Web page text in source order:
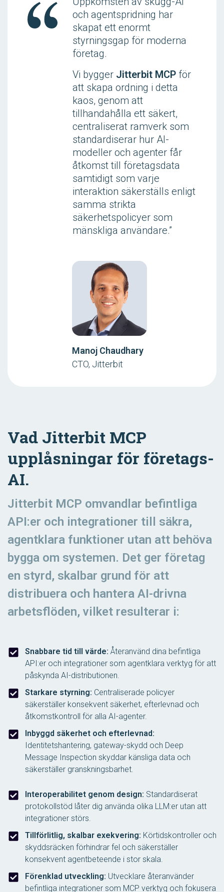
och agentspridning har
skapat ett enormt
styrningsgap för moderna
företag.
Vi bygger Jitterbit MCP för
att skapa ordning i detta
kaos, genom att
tillhandahålla ett säkert,
centraliserat ramverk som
standardiserar hur AI-
modeller och agenter får
åtkomst till företagsdata
samtidigt som varje
interaktion säkerställs enligt
samma strikta
säkerhetspolicyer som
mänskliga användare.”
Manoj Chaudhary
CTO, Jitterbit
Vad Jitterbit MCP
upplåsningar för företags-
AI.
Jitterbit MCP omvandlar befintliga
API:er och integrationer till säkra,
agentklara funktioner utan att behöva
bygga om systemen. Det ger företag
en styrd, skalbar grund för att
distribuera och hantera AI-drivna
arbetsflöden, vilket resulterar i:
Snabbare tid till värde: Återanvänd dina befintliga
API:er och integrationer som agentklara verktyg för att
påskynda AI-distributionen.
Starkare styrning: Centraliserade policyer
säkerställer konsekvent säkerhet, efterlevnad och
åtkomstkontroll för alla AI-agenter.
Inbyggd säkerhet och efterlevnad:
Identitetshantering, gateway-skydd och Deep
Message Inspection skyddar känsliga data och
säkerställer granskningsbarhet.
Interoperabilitet genom design: Standardiserat
protokollstöd låter dig använda olika LLM:er utan att
integrationer störs.
Tillförlitlig, skalbar exekvering: Körtidskontroller och
skyddsräcken förhindrar fel och säkerställer
konsekvent agentbeteende i stor skala.
Förenklad utveckling: Utvecklare återanvänder
befintliga integrationer som MCP verktyg och fokusera